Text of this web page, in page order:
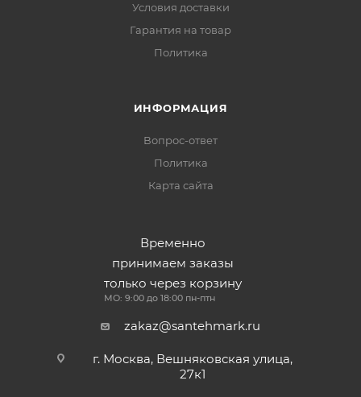
Условия доставки
Гарантия на товар
Политика
ИНФОРМАЦИЯ
Вопрос-ответ
Политика
Карта сайта
Временно
принимаем заказы
только через корзину
МО: 9:00 до 18:00 пн-птн
zakaz@santehmark.ru
г. Москва, Вешняковская улица,
27к1